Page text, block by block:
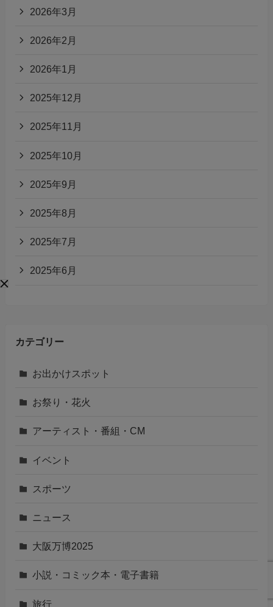
2026年3月
2026年2月
2026年1月
2025年12月
2025年11月
2025年10月
2025年9月
2025年8月
2025年7月
2025年6月
カテゴリー
お出かけスポット
お祭り・花火
アーティスト・番組・CM
イベント
スポーツ
ニュース
大阪万博2025
小説・コミック本・電子書籍
旅行